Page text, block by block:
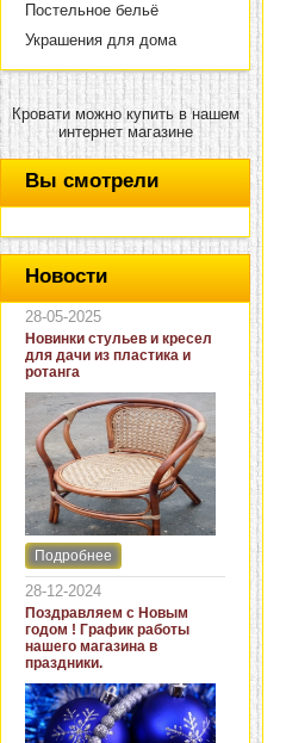
Постельное бельё
Украшения для дома
Кровати можно купить в нашем
интернет магазине
Вы смотрели
Новости
28-05-2025
Новинки стульев и кресел
для дачи из пластика и
ротанга
Интернет-магазин "Кровать
и диван" представляет
новинки стульев и кресел
для дачи. В ассортименте
представлены как
бюджетные модели из
пластика для дачи, так и
кресла для загородных
домов из натурального и
искусственного ротанга.
Подробнее
28-12-2024
Поздравляем с Новым
годом ! График работы
нашего магазина в
праздники.